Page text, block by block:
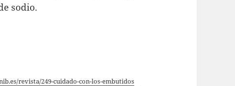
sodio.
revista/249-cuidado-con-los-embutidos